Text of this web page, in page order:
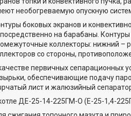
необогреваемую опускную
боковых экранов и
на барабаны.
коллекторы: нижний –
со стороны,
первичных сепарационных
обеспечивающие подачу
лист и жалюзийный
ДЕ-25-14-225ГМ-О (Е-25-1,4-